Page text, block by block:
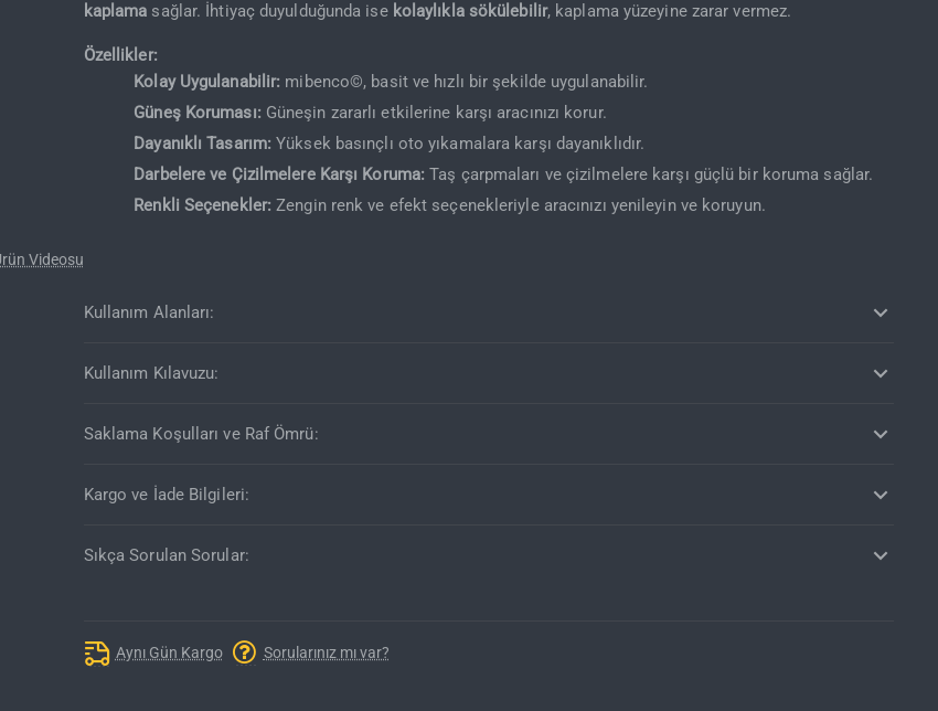
Videosu
kaplama sağlar. İhtiyaç duyulduğunda ise kolaylıkla sökülebilir, kaplama yüzeyine zarar vermez.
Özellikler:
Kolay Uygulanabilir: mibenco©, basit ve hızlı bir şekilde uygulanabilir.
Güneş Koruması: Güneşin zararlı etkilerine karşı aracınızı korur.
Dayanıklı Tasarım: Yüksek basınçlı oto yıkamalara karşı dayanıklıdır.
Darbelere ve Çizilmelere Karşı Koruma: Taş çarpmaları ve çizilmelere karşı güçlü bir koruma sağlar.
Renkli Seçenekler: Zengin renk ve efekt seçenekleriyle aracınızı yenileyin ve koruyun.
Kullanım Alanları:
Kullanım Kılavuzu:
Saklama Koşulları ve Raf Ömrü:
Kargo ve İade Bilgileri:
Sıkça Sorulan Sorular:
Aynı Gün Kargo Sorularınız mı var?